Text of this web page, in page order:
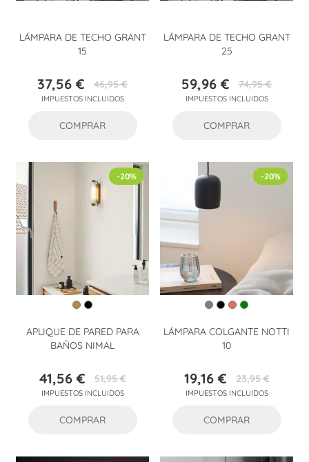
LÁMPARA DE TECHO GRANT
15
Precio
37,56 €Precio
base
46,95 €
IMPUESTOS INCLUIDOS
COMPRAR
LÁMPARA DE TECHO GRANT
25
Precio
59,96 €Precio
base
74,95 €
IMPUESTOS INCLUIDOS
COMPRAR
APLIQUE DE PARED PARA
BAÑOS NIMAL
Precio
41,56 €Precio
base
51,95 €
IMPUESTOS INCLUIDOS
-20%
COMPRAR
LÁMPARA COLGANTE NOTTI
10
Precio
19,16 €Precio
base
23,95 €
IMPUESTOS INCLUIDOS
-20%
COMPRAR